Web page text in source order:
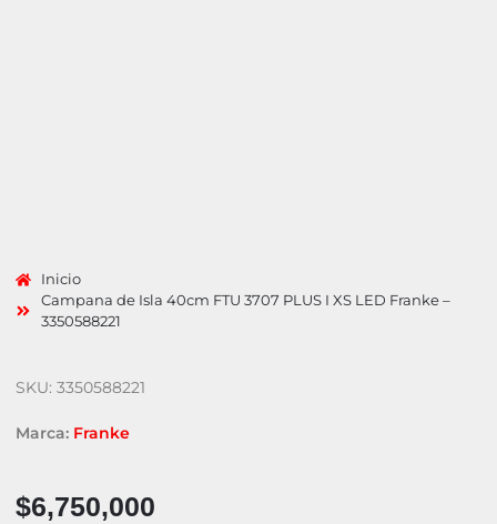
Inicio
Campana de Isla 40cm FTU 3707 PLUS I XS LED Franke –
3350588221
SKU: 3350588221
Marca: Franke
$6,750,000